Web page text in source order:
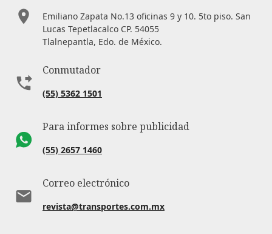
Emiliano Zapata No.13 oficinas 9 y 10. 5to piso. San
Lucas Tepetlacalco CP. 54055
Tlalnepantla, Edo. de México.
Conmutador
(55) 5362 1501
Para informes sobre publicidad
(55) 2657 1460
Correo electrónico
revista@transportes.com.mx